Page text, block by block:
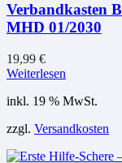
Verbandkasten
MHD 01/2030
19,99 €
Weiterlesen
inkl. 19 % MwSt.
zzgl. Versandkosten